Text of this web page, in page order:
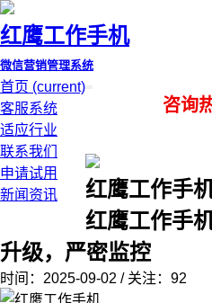
红鹰工作手机
微信营销管理系统
首页 (current)
客服系统
适应行业
联系我们
申请试用
新闻资讯
咨询
红鹰工作手
红鹰工作手
升级，严密监控
时间：2025-09-02 / 关注：92